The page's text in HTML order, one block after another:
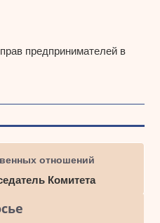
предпринимателей в
отношений
Комитета